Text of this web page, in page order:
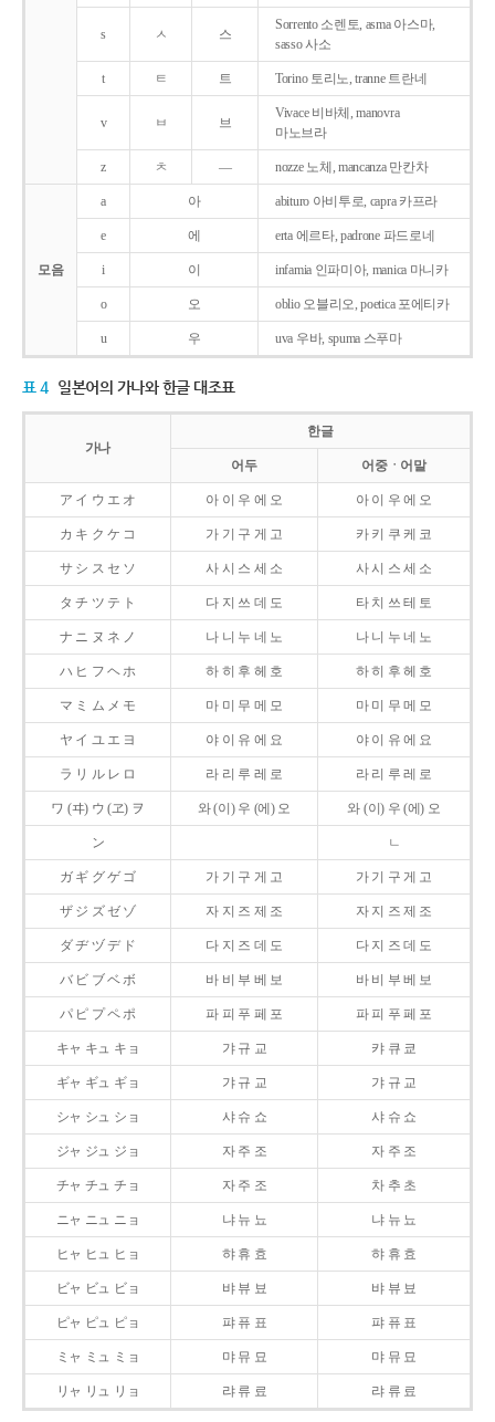
s ㅅ 스
Sorrento 소렌토, asma 아스마,
sasso 사소
t ㅌ 트 Torino 토리노, tranne 트란네
v ㅂ 브
Vivace 비바체, manovra
마노브라
z ㅊ ― nozze 노체, mancanza 만칸차
모음
a 아 abituro 아비투로, capra 카프라
e 에 erta 에르타, padrone 파드로네
i 이 infamia 인파미아, manica 마니카
o 오 oblio 오블리오, poetica 포에티카
u 우 uva 우바, spuma 스푸마
표 4 일본어의 가나와 한글 대조표
가나
한글
어두 어중ㆍ어말
ア イ ウ エ オ 아 이 우 에 오 아 이 우 에 오
カ キ ク ケ コ 가 기 구 게 고 카 키 쿠 케 코
サ シ ス セ ソ 사 시 스 세 소 사 시 스 세 소
タ チ ツ テ ト 다 지 쓰 데 도 타 치 쓰 테 토
ナ ニ ヌ ネ ノ 나 니 누 네 노 나 니 누 네 노
ハ ヒ フ ヘ ホ 하 히 후 헤 호 하 히 후 헤 호
マ ミ ム メ モ 마 미 무 메 모 마 미 무 메 모
ヤ イ ユ エ ヨ 야 이 유 에 요 야 이 유 에 요
ラ リ ル レ ロ 라 리 루 레 로 라 리 루 레 로
ワ (ヰ) ウ (ヱ) ヲ 와 (이) 우 (에) 오 와 (이) 우 (에) 오
ン ㄴ
ガ ギ グ ゲ ゴ 가 기 구 게 고 가 기 구 게 고
ザ ジ ズ ゼ ゾ 자 지 즈 제 조 자 지 즈 제 조
ダ ヂ ヅ デ ド 다 지 즈 데 도 다 지 즈 데 도
バ ビ ブ ベ ボ 바 비 부 베 보 바 비 부 베 보
パ ピ プ ペ ポ 파 피 푸 페 포 파 피 푸 페 포
キャ キュ キョ 갸 규 교 캬 큐 쿄
ギャ ギュ ギョ 갸 규 교 갸 규 교
シャ シュ ショ 샤 슈 쇼 샤 슈 쇼
ジャ ジュ ジョ 자 주 조 자 주 조
チャ チュ チョ 자 주 조 차 추 초
ニャ ニュ ニョ 냐 뉴 뇨 냐 뉴 뇨
ヒャ ヒュ ヒョ 햐 휴 효 햐 휴 효
ビャ ビュ ビョ 뱌 뷰 뵤 뱌 뷰 뵤
ピャ ピュ ピョ 퍄 퓨 표 퍄 퓨 표
ミャ ミュ ミョ 먀 뮤 묘 먀 뮤 묘
リャ リュ リョ 랴 류 료 랴 류 료